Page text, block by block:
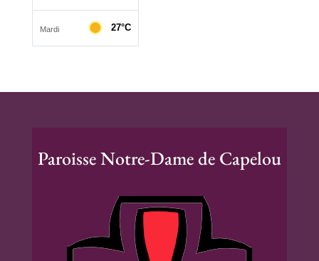
Paroisse Notre-Dame de Capelou